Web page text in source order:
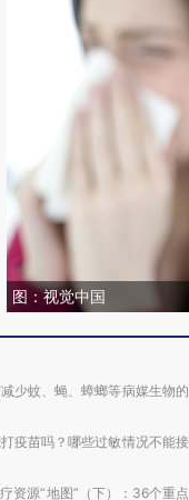
图：视觉中国
少蚊、蝇、蟑螂等病媒生物
疫苗吗？哪些过敏情况不能
资源“地图”（下）：36个重